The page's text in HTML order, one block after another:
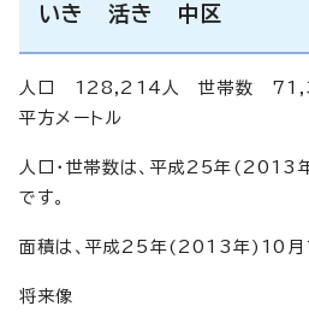
いき 活き 中区
人口 128,214人 世帯数
平方メートル
人口・世帯数は、平成25年
です。
面積は、平成25年(2013年)10月1
将来像